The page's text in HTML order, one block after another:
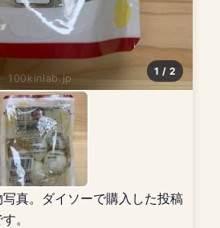
100kinlab.jp
1 / 2
真。ダイソーで購入した投稿
。